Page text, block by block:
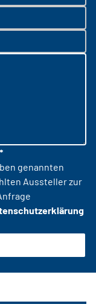
genannten
Aussteller zur